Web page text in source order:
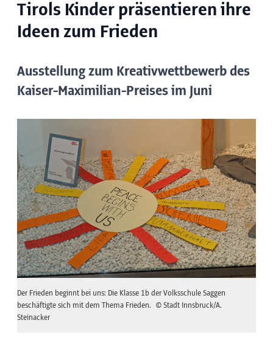
Tirols Kinder präsentieren ihre
Ideen zum Frieden
Ausstellung zum Kreativwettbewerb des
Kaiser-Maximilian-Preises im Juni
Der Frieden beginnt bei uns: Die Klasse 1b der Volksschule Saggen
beschäftigte sich mit dem Thema Frieden.
© Stadt Innsbruck/A.
Steinacker